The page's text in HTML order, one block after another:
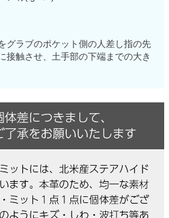
グラブのポケット側の人差し指の先
接触させ、土手部の下端までの大き